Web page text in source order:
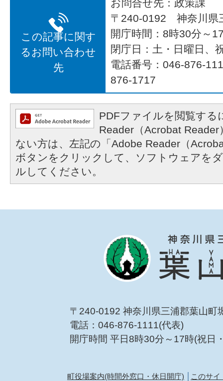
この記事に関す
るお問い合わせ
先
お問合せ先：政策課
〒240-0192 神奈川県
開庁時間：8時30分～
閉庁日：土・日曜日、
電話番号：046-876-
876-1717
PDFファイルを閲覧する
Reader（Acrobat
ない方は、左記の「Adobe Reader（
ボタンをクリックして、ソフトウェアを
ルしてください。
〒240-0192 神奈川県三浦郡葉山町
電話：046-876-1111(代表)
開庁時間 平日8時30分～17時(祝日
町役場案内(時間外窓口・休日開庁)
このサイ